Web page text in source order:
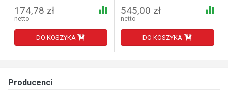
174,78 zł
netto
DO KOSZYKA
545,00 zł
netto
DO KOSZYKA
Producenci